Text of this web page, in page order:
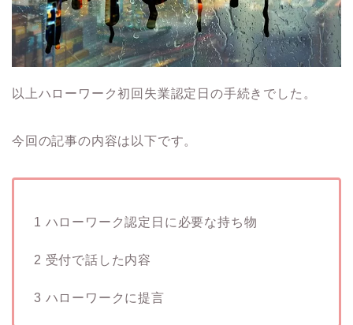
以上ハローワーク初回失業認定日の手続きでした。
今回の記事の内容は以下です。
1 ハローワーク認定日に必要な持ち物
2 受付で話した内容
3 ハローワークに提言